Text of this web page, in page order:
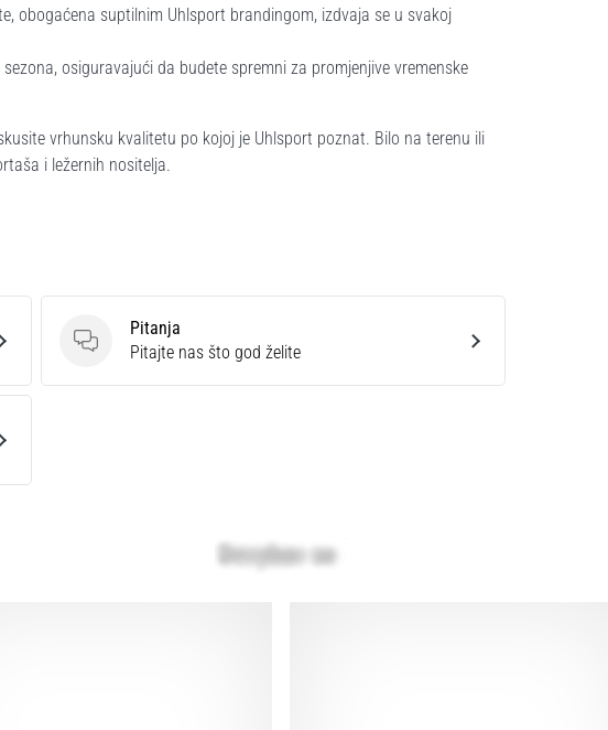
obogaćena suptilnim Uhlsport brandingom, izdvaja se u svakoj
osiguravajući da budete spremni za promjenjive vremenske
vrhunsku kvalitetu po kojoj je Uhlsport poznat. Bilo na terenu ili
i ležernih nositelja.
Pitanja
Pitanja
Pitajte nas što god želite